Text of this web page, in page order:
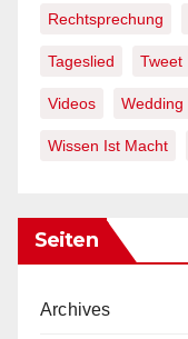
Rechtsprechung
Tageslied Tweet
Videos Wedding
Wissen Ist Macht
Seiten
Archives